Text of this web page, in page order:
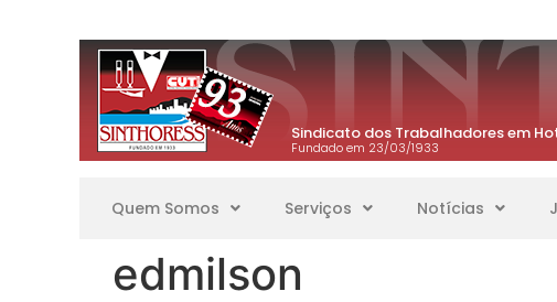
Sindicato dos Trabalhadores em
Fundado em 23/03/1933
Quem Somos Serviços Notícias
edmilson